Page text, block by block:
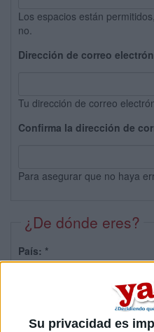
Su privacidad es
Los espacios están
no.
Dirección de correo
Tu dirección de correo
Confirma la dirección de
Para asegurar que no haya
¿De dónde eres?
País: *